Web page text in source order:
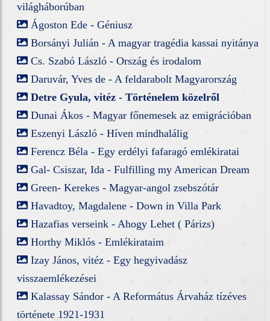
világháborúban
Ágoston Ede - Géniusz
Borsányi Julián - A magyar tragédia kassai nyitánya
Cs. Szabó László - Ország és irodalom
Daruvár, Yves de - A feldarabolt Magyarország
Detre Gyula, vitéz - Történelem közelről
Dunai Ákos - Magyar főnemesek az emigrációban
Eszenyi László - Híven mindhalálig
Ferencz Béla - Egy erdélyi fafaragó emlékiratai
Gal- Csiszar, Ida - Fulfilling my American Dream
Green- Kerekes - Magyar-angol zsebszótár
Havadtoy, Magdalene - Down in Villa Park
Hazafias verseink - Ahogy Lehet ( Párizs)
Horthy Miklós - Emlékirataim
Izay János, vitéz - Egy hegyivadász
visszaemlékezései
Kalassay Sándor - A Református Árvaház tízéves
története 1921-1931